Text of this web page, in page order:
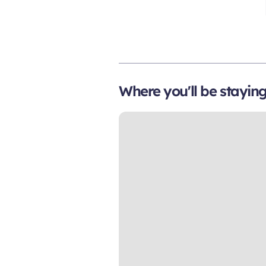
Where you'll be